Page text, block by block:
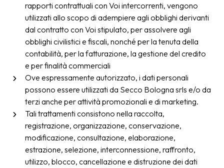
rapporti contrattuali con Voi intercorrenti, vengono
utilizzati allo scopo di adempiere agli obblighi derivanti
dal contratto con Voi stipulato, per assolvere agli
obblighi civilistici e fiscali, nonché per la tenuta della
contabilità, per la fatturazione, la gestione del credito
e per finalità commerciali
Ove espressamente autorizzato, i dati personali
possono essere utilizzati da Secco Bologna srls e/o da
terzi anche per attività promozionali e di marketing.
Tali trattamenti consistono nella raccolta,
registrazione, organizzazione, conservazione,
modificazione, consultazione, elaborazione,
estrazione, selezione, interconnessione, raffronto,
utilizzo, blocco, cancellazione e distruzione dei dati